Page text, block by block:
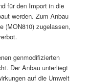
für den Import in die
werden. Zum Anbau
(MON810) zugelassen,
genmodifizierten
Der Anbau unterliegt
auf die Umwelt